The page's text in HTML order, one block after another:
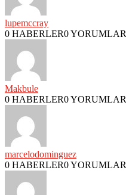
lupemccray
0 HABERLER0 YORUMLAR
Makbule
0 HABERLER0 YORUMLAR
marcelodominguez
0 HABERLER0 YORUMLAR